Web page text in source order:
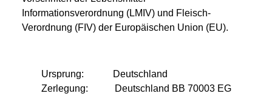
Informationsverordnung (LMIV) und Fleisch-
Verordnung (FIV) der Europäischen Union (EU).
Ursprung:
Deutschland
Zerlegung:
Deutschland BB 70003 EG